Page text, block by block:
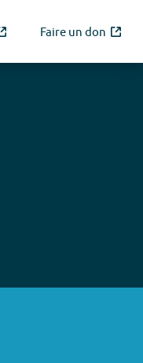
Faire un don